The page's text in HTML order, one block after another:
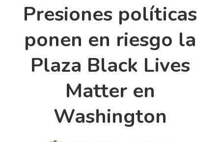
Presiones políticas
ponen en riesgo la
Plaza Black Lives
Matter en
Washington